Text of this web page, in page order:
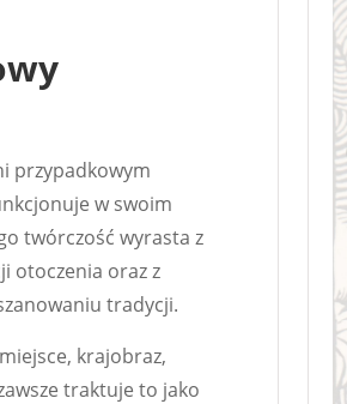
przypadkowym
w swoim
twórczość wyrasta z
otoczenia oraz z
tradycji.
krajobraz,
traktuje to jako